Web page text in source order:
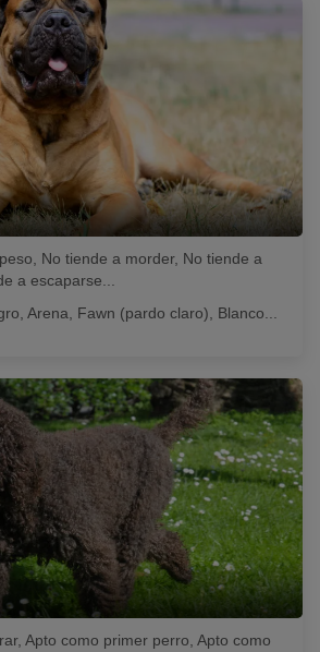
No tiende a morder, No tiende a
a escaparse...
Arena, Fawn (pardo claro), Blanco...
Apto como primer perro, Apto como